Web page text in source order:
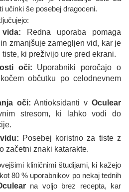
učinki še posebej dragoceni.
Redna uporaba pomaga
zmanjšuje zamegljen vid, kar je
ki preživijo ure pred ekrani.
oči: Uporabniki poročajo o
občutku po celodnevnem
oči: Antioksidanti vOculear
stresom, ki lahko vodi do
Posebej koristno za tiste z
začetni znaki katarakte.
kliničnimi študijami, ki kažejo
80 % uporabnikov po nekaj tednih
na voljo brez recepta, kar